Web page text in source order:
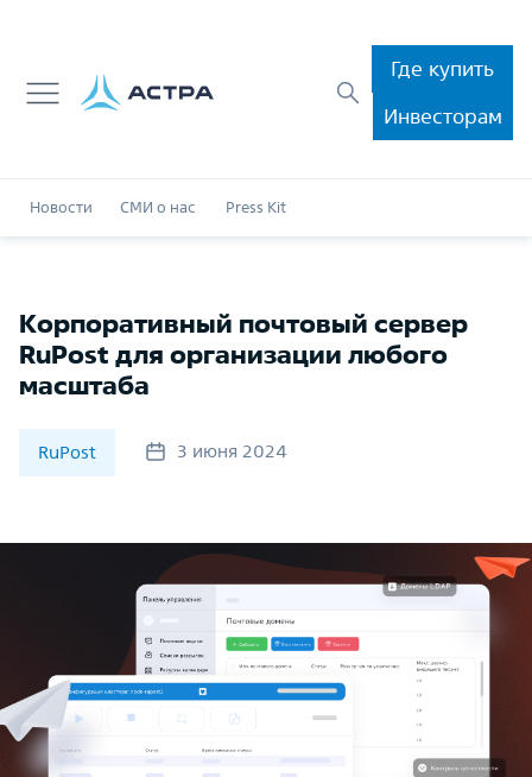
Где купить
Инвесторам
Новости СМИ о нас Press Kit
Корпоративный почтовый сервер
RuPost для организации любого
масштаба
RuPost 3 июня 2024